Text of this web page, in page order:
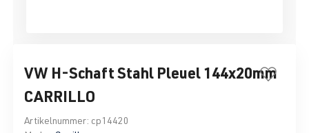
VW H-Schaft Stahl Pleuel 144x20mm
CARRILLO
Artikelnummer: cp14420